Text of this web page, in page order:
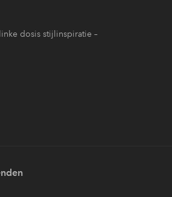
dosis stijlinspiratie –